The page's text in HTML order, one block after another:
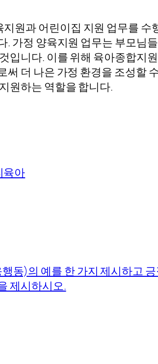
원과 어린이집 지원 업무를
. 가정 양육지원 업무는 부모님
입니다. 이를 위해 육아종합지
써 더 나은 가정 환경을 조성할
원하는 역할을 합니다.
육아
동)의 예를 한 가지 제시하고
제시하시오.